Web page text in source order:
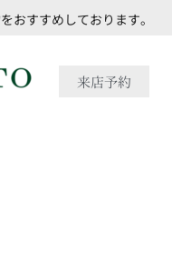
おすすめしております。
来店予約